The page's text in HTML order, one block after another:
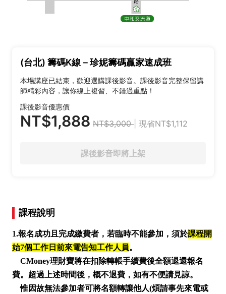
(台北) 籌碼K線－珍妮籌碼贏家速成班
本場講座已結束，歡迎選購課後影音。課後影音完整保留講
師精彩內容，讓你線上複習、不錯過重點！
課後影音優惠價
NT$1,888 NT$3,000 | 現省NT$1,112
課後影音即將上架
課程說明
1.報名成功且完成繳費者，若臨時不能參加，須於課程開
始7個工作日前來電告知工作人員。
CMoney理財寶將在扣除轉帳手續費後全額退還報名
費。 超過上述時間後，概不退費，如有不便請見諒。
惟因故無法參加者可將名額轉讓他人(煩請事先來電或